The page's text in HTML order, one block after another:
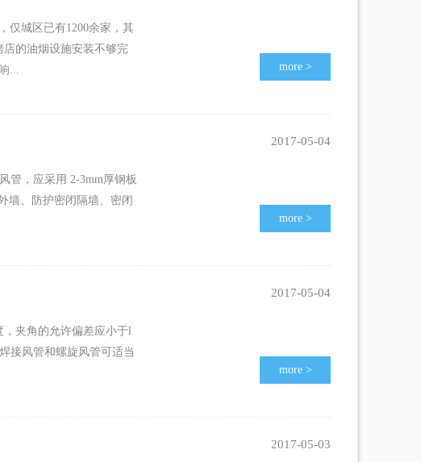
仅城区已有1200余家，其
的油烟设施安装不够完
...
more >
管，应采用 2-3mm厚钢板
墙、防护密闭隔墙、密闭
2017-05-04
more >
夹角的允许偏差应小于l
接风管和螺旋风管可适当
2017-05-04
more >
2017-05-03